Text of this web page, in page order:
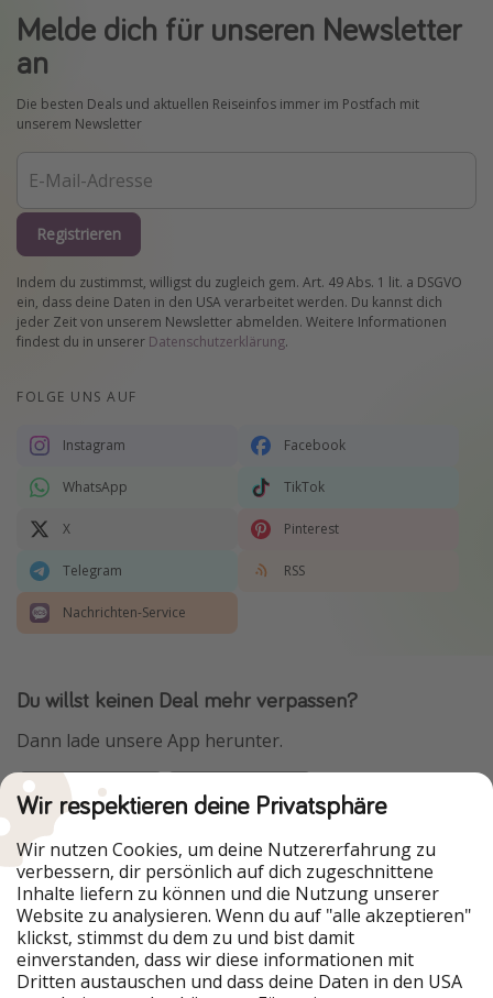
Melde dich für unseren Newsletter
an
Die besten Deals und aktuellen Reiseinfos immer im Postfach mit
unserem Newsletter
Registrieren
Indem du zustimmst, willigst du zugleich gem. Art. 49 Abs. 1 lit. a DSGVO
ein, dass deine Daten in den USA verarbeitet werden. Du kannst dich
jeder Zeit von unserem Newsletter abmelden. Weitere Informationen
findest du in unserer Datenschutzerklärung.
FOLGE UNS AUF
Instagram Facebook
WhatsApp TikTok
X Pinterest
Telegram RSS
Nachrichten-Service
Du willst keinen Deal mehr verpassen?
Dann lade unsere App herunter.
Urlaubspiraten ist Teil der HolidayPirates Group
Unsere Märkte
PiratinViaggio
HolidayPirates
VakantiePiraten
WakacyjniPiraci
VoyagesPirates
Ferienpiraten
Urlaubspiraten
ViajerosPiratas
Wir respektieren deine Privatsphäre
Wir nutzen Cookies, um deine Nutzererfahrung zu
verbessern, dir persönlich auf dich zugeschnittene
Inhalte liefern zu können und die Nutzung unserer
Website zu analysieren. Wenn du auf "alle akzeptieren"
klickst, stimmst du dem zu und bist damit
einverstanden, dass wir diese informationen mit
Dritten austauschen und dass deine Daten in den USA